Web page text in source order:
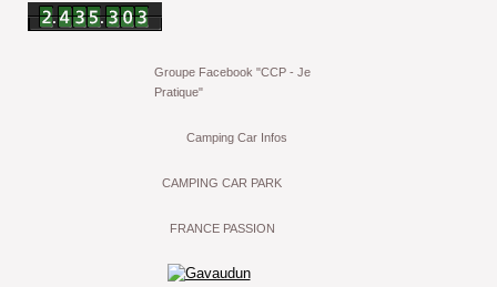
Groupe Facebook "CCP - Je
Pratique"
Camping Car Infos
CAMPING CAR PARK
FRANCE PASSION